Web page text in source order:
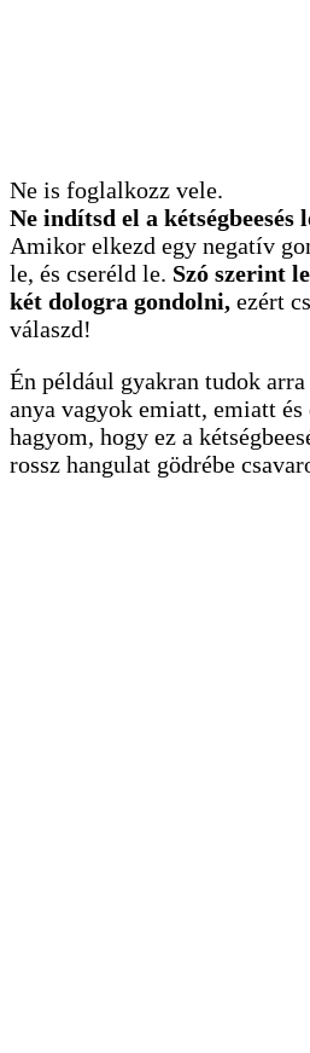
Ne is foglalkozz vele.
Ne indítsd el a
Amikor elkezd egy negatív
le, és cseréld le. Szó szerint
két dologra gondolni, ezért
válaszd!
Én például gyakran tudok
anya vagyok emiatt, emiatt
hagyom, hogy ez a
rossz hangulat gödrébe